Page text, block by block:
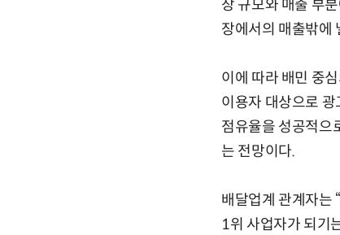
장 규모와 매출 부
장에서의 매출밖에
이에 따라 배민 중
이용자 대상으로
점유율을 성공적으
는 전망이다.
배달업계 관계자는
1위 사업자가 되기